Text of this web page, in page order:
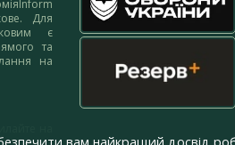
Для
є
та
на